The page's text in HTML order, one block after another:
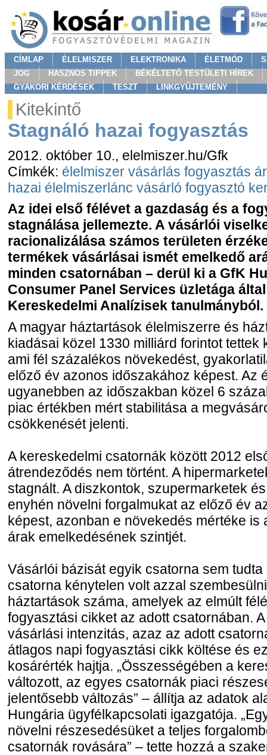
CÍMLAP ÉLELMISZER ELEKTRONIKA ÉLETMÓD
JOG
HASZNOS TIPPEK
BÉKÉLTETŐ TESTÜLETI HÍREK
GYAKORI KÉRDÉSEK
TESZT LINKGYÜJTEMÉNY
Kitekintő
Stagnáló hazai fogyasztás
2012. október 10., elelmiszer.hu/Gfk
Címkék: élelmiszer vásárlás fogyasztás
hazai élelmiszerlánc vásárló fogyasztó
Az idei első félévet a gazdaság és a
stagnálása jellemezte. A vásárlói
racionalizálása számos területen
termékek vásárlásai ismét emelkedő
minden csatornában – derül ki a GfK
Consumer Panel Services üzletága
Kereskedelmi Analízisek tanulmányból.
A magyar háztartások élelmiszerre és
kiadásai közel 1330 milliárd forintot tettek
ami fél százalékos növekedést,
előző év azonos időszakához képest. Az
ugyanebben az időszakban közel 6
piac értékben mért stabilitása a
csökkenését jelenti.
A kereskedelmi csatornák között 2012
átrendeződés nem történt. A
stagnált. A diszkontok, szupermarketek
enyhén növelni forgalmukat az előző év
képest, azonban e növekedés mértéke is
árak emelkedésének szintjét.
Vásárlói bázisát egyik csatorna sem
csatorna kénytelen volt azzal
háztartások száma, amelyek az elmúlt
fogyasztási cikket az adott csatornában.
vásárlási intenzitás, azaz az adott
átlagos napi fogyasztási cikk költése és
kosárérték hajtja. „Összességében a
változott, az egyes csatornák piaci
jelentősebb változás” – állítja az adatok
Hungária ügyfélkapcsolati igazgatója.
növelni részesedésüket a teljes
csatornák rovására” – tette hozzá a